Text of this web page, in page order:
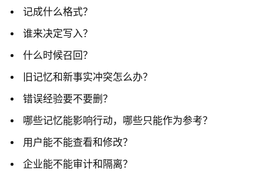
记成什么格式？
谁来决定写入？
什么时候召回？
旧记忆和新事实冲突怎么办？
错误经验要不要删？
哪些记忆能影响行动，哪些只能作为参考？
用户能不能查看和修改？
企业能不能审计和隔离？